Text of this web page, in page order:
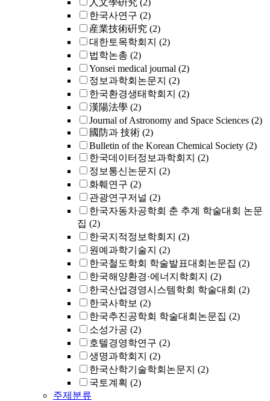
人文學硏究 (2)
한국사연구 (2)
産業技術硏究 (2)
대한토목학회지 (2)
법학논총 (2)
Yonsei medical journal (2)
정보과학회논문지 (2)
한국환경생태학회지 (2)
漢陽法學 (2)
Journal of Astronomy and Space Sciences (2)
國防과 技術 (2)
Bulletin of the Korean Chemical Society (2)
한국데이터정보과학회지 (2)
정보통신논문지 (2)
화훼연구 (2)
관광연구저널 (2)
한국자동차공학회 춘 추계 학술대회 논문
집 (2)
한국지적정보학회지 (2)
원예과학기술지 (2)
한국철도학회 학술발표대회논문집 (2)
한국해양환경·에너지학회지 (2)
한국산업경영시스템학회 학술대회 (2)
한국사학보 (2)
한국추진공학회 학술대회논문집 (2)
소성가공 (2)
호텔경영학연구 (2)
생명과학회지 (2)
한국산학기술학회논문지 (2)
국토계획 (2)
주제분류